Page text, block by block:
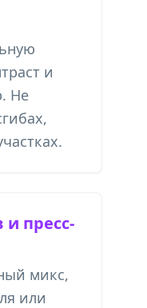
и
Не
пресс-
микс,
или